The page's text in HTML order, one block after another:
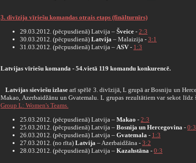
3. divīzija vīriešu komandas otrais etaps (finālturnīrs)
29.03.2012. (pēcpusdienā) Latvija – Šveice - 2:3
30.03.2012. (pēcpusdienā) Latvija – Malaizija - 3:1
31.03.2012. (pēcpusdienā) Latvija – ASV- 1:3
Latvijas vīriešu komanda - 54.vietā 119 komandu konkurencē.
Latvijas sieviešu izlasearī spēlē 3. divīzijā, L grupā ar Bosniju un
Makao, Azerbaidžānu un Gvatemalu. L grupas rezultātiem var sekot
Group L: Women's Teams.
25.03.2012. (pēcpusdienā) Latvija – Makao - 2:3
25.03.2012. (pēcpusdienā) Latvija – Bosnija un Hercegovina - 0:3
26.03.2012. (pēcpusdienā) Latvija – Gvatemala - 1:3
27.03.2012. (no rīta) Latvija – Azerbaidžāna - 3:2
28.03.2012. (pēcpusdienā) Latvija – Kazahstāna - 0:3